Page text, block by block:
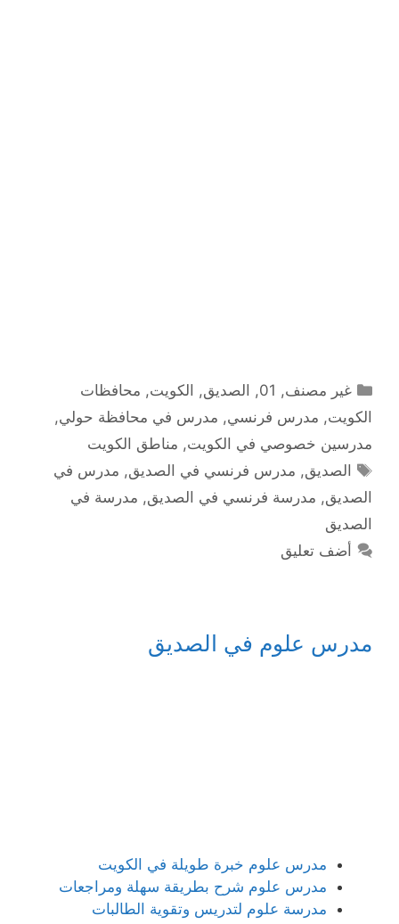
التصنيفات
غير مصنف,
01
, الصديق, الكويت, محافظات
الكويت, مدرس فرنسي, مدرس في محافظة حولي,
مدرسين خصوصي في الكويت, مناطق الكويت
الوسوم
الصديق, مدرس فرنسي في الصديق, مدرس في
الصديق, مدرسة فرنسي في الصديق, مدرسة في
الصديق
أضف تعليق
مدرس علوم في الصديق
مدرس علوم خبرة طويلة في الكويت
مدرس علوم شرح بطريقة سهلة ومراجعات
مدرسة علوم لتدريس وتقوية الطالبات